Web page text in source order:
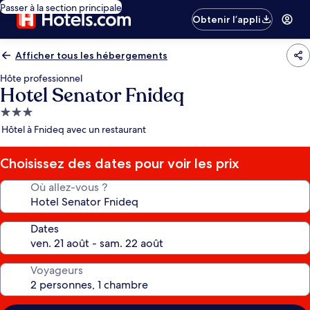
Passer à la section principale
Obtenir l’appli
Afficher tous les hébergements
Hôte professionnel
Hotel Senator Fnideq
Hébergement
3.0 étoiles
Hôtel à Fnideq avec un restaurant
Choisissez des dates pour voir les prix
Où allez-vous ?
Dates
Voyageurs